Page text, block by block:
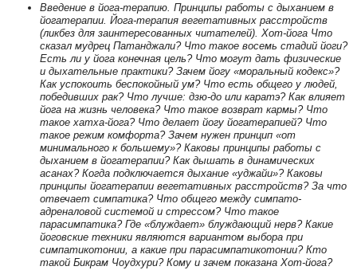
Введение в йога-терапию. Принципы работы с дыханием в
йогатерапии. Йога-терапия вегетативных расстройств
(ликбез для заинтересованных читателей). Хот-йога Что
сказал мудрец Патанджали? Что такое восемь стадий йоги?
Есть ли у йога конечная цель? Что могут дать физические
и дыхательные практики? Зачем йогу «моральный кодекс»?
Как успокоить беспокойный ум? Что есть общего у людей,
победивших рак? Что лучше: дзю-до или каратэ? Как влияет
йога на жизнь человека? Что такое возврат кармы? Что
такое хатха-йога? Что делает йогу йогатерапией? Что
такое режим комфорта? Зачем нужен принцип «от
минимального к большему»? Каковы принципы работы с
дыханием в йогатерапии? Как дышать в динамических
асанах? Когда подключается дыхание «уджайи»? Каковы
принципы йогатерапии вегетативных расстройств? За что
отвечает симпатика? Что общего между симпато-
адреналовой системой и стрессом? Что такое
парасимпатика? Где «блуждает» блуждающий нерв? Какие
йоговские техники являются вариантом выбора при
симпатикотонии, а какие при парасимпатикотонии? Кто
такой Бикрам Чоудхури? Кому и зачем показана Хот-йога?